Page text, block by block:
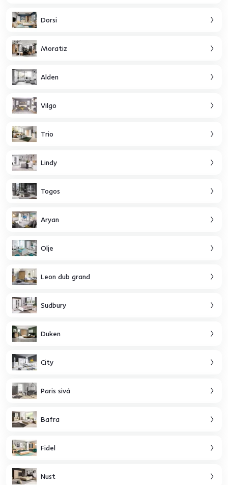
Dorsi
Moratiz
Alden
Vilgo
Trio
Lindy
Togos
Aryan
Olje
Leon dub grand
Sudbury
Duken
City
Paris sivá
Bafra
Fidel
Nust